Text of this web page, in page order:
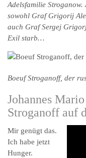
Adelsfamilie Stroganow.
sowohl Graf Grigorij
auch Graf Sergej
Exil starb…
Boeuf Stroganoff, der
Johannes
Stroganoff auf
Mir genügt das.
Ich habe jetzt
Hunger.